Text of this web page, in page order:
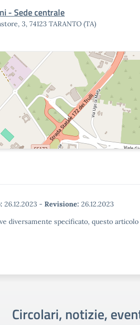
- Sede centrale
3, 74123 TARANTO (TA)
26.12.2023 - Revisione: 26.12.2023
diversamente specificato, questo
Circolari, notizie,